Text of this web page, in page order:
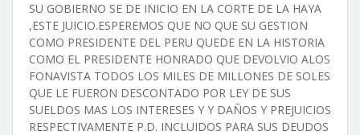
SU GOBIERNO SE DE INICIO EN LA CORTE DE LA HAYA
,ESTE JUICIO.ESPEREMOS QUE NO QUE SU GESTION
COMO PRESIDENTE DEL PERU QUEDE EN LA HISTORIA
COMO EL PRESIDENTE HONRADO QUE DEVOLVIO ALOS
FONAVISTA TODOS LOS MILES DE MILLONES DE SOLES
QUE LE FUERON DESCONTADO POR LEY DE SUS
SUELDOS MAS LOS INTERESES Y Y DAÑOS Y PREJUICIOS
RESPECTIVAMENTE P.D. INCLUIDOS PARA SUS DEUDOS